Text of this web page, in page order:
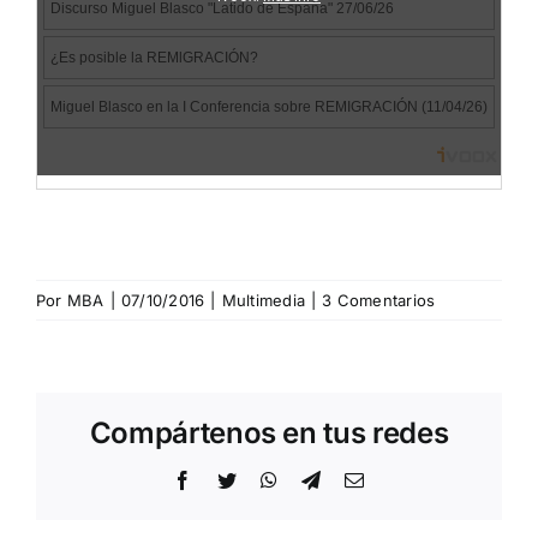
Por MBA 07/10/2016 Multimedia 3 Comentarios
Compártenos en tus redes
Facebook
Twitter WhatsApp
TelegramCorreo